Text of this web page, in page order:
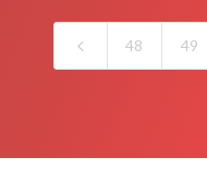
4 48 49